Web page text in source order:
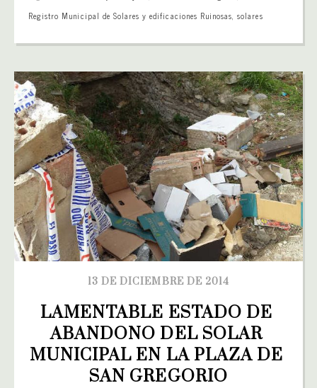
Registro Municipal de Solares y edificaciones Ruinosas,solares
13 DE DICIEMBRE DE 2014
LAMENTABLE ESTADO DE
ABANDONO DEL SOLAR
MUNICIPAL EN LA PLAZA DE
SAN GREGORIO